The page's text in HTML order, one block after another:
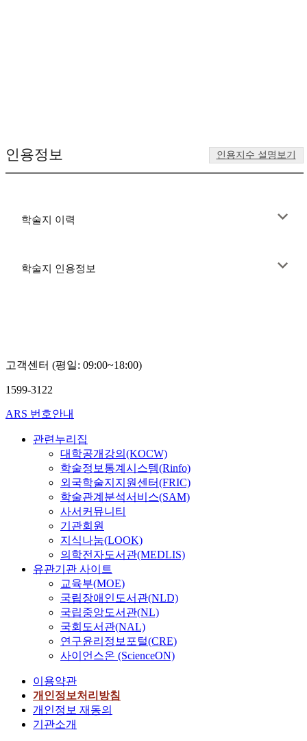
인용정보 인용지수 설명보기
학술지 이력
학술지 인용정보
고객센터 (평일: 09:00~18:00)
1599-3122
ARS 번호안내
관련누리집
대학공개강의(KOCW)
학술정보통계시스템(Rinfo)
외국학술지지원센터(FRIC)
학술관계분석서비스(SAM)
사서커뮤니티
기관회원
지식나눔(LOOK)
의학전자도서관(MEDLIS)
유관기관 사이트
교육부(MOE)
국립장애인도서관(NLD)
국립중앙도서관(NL)
국회도서관(NAL)
연구윤리정보포털(CRE)
사이언스온 (ScienceON)
이용약관
개인정보처리방침
개인정보 재동의
기관소개